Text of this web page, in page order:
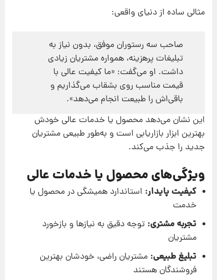
مثالی ساده از دنیای واقعی:
صاحب سه رستوران موفق، بدون نیاز به
تبلیغات پرهزینه، همواره مشتریان زیادی
داشت. او می‌گفت: «ما کیفیت عالی با
قیمت مناسب روی بشقاب می‌گذاریم و
باقی‌اش را طبیعت انجام می‌دهد».
این نشان می‌دهد محصول یا خدمات عالی خودش
بهترین ابزار بازاریابی است و به‌طور طبیعی مشتریان
جدید را جذب می‌کند.
ویژگی‌های محصول یا خدمات عالی
کیفیت پایدار: استاندارد همیشگی در محصول یا
خدمت
تجربه مشتری: توجه دقیق به نیازها و بازخورد
مشتریان
تبلیغ طبیعی: مشتریان راضی، خودشان بهترین
فروشندگان هستند